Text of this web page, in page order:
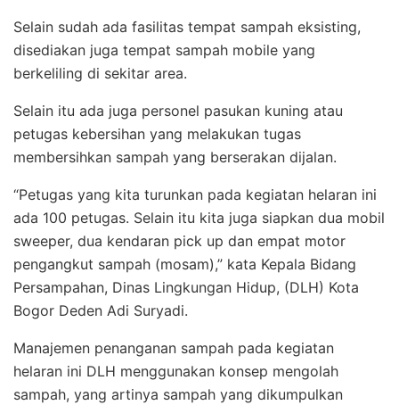
Selain sudah ada fasilitas tempat sampah eksisting,
disediakan juga tempat sampah mobile yang
berkeliling di sekitar area.
Selain itu ada juga personel pasukan kuning atau
petugas kebersihan yang melakukan tugas
membersihkan sampah yang berserakan dijalan.
“Petugas yang kita turunkan pada kegiatan helaran ini
ada 100 petugas. Selain itu kita juga siapkan dua mobil
sweeper, dua kendaran pick up dan empat motor
pengangkut sampah (mosam),” kata Kepala Bidang
Persampahan, Dinas Lingkungan Hidup, (DLH) Kota
Bogor Deden Adi Suryadi.
Manajemen penanganan sampah pada kegiatan
helaran ini DLH menggunakan konsep mengolah
sampah, yang artinya sampah yang dikumpulkan